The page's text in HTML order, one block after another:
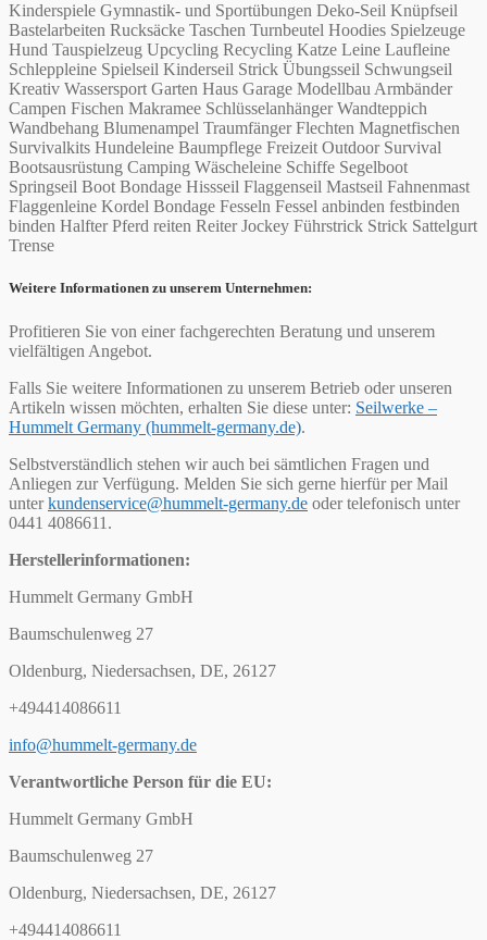
Kinderspiele Gymnastik- und Sportübungen Deko-Seil Knüpfseil
Bastelarbeiten Rucksäcke Taschen Turnbeutel Hoodies Spielzeuge
Hund Tauspielzeug Upcycling Recycling Katze Leine Laufleine
Schleppleine Spielseil Kinderseil Strick Übungsseil Schwungseil
Kreativ Wassersport Garten Haus Garage Modellbau Armbänder
Campen Fischen Makramee Schlüsselanhänger Wandteppich
Wandbehang Blumenampel Traumfänger Flechten Magnetfischen
Survivalkits Hundeleine Baumpflege Freizeit Outdoor Survival
Bootsausrüstung Camping Wäscheleine Schiffe Segelboot
Springseil Boot Bondage Hissseil Flaggenseil Mastseil Fahnenmast
Flaggenleine Kordel Bondage Fesseln Fessel anbinden festbinden
binden Halfter Pferd reiten Reiter Jockey Führstrick Strick Sattelgurt
Trense
Weitere Informationen zu unserem Unternehmen:
Profitieren Sie von einer fachgerechten Beratung und unserem
vielfältigen Angebot.
Falls Sie weitere Informationen zu unserem Betrieb oder unseren
Artikeln wissen möchten, erhalten Sie diese unter: Seilwerke –
Hummelt Germany (hummelt-germany.de).
Selbstverständlich stehen wir auch bei sämtlichen Fragen und
Anliegen zur Verfügung. Melden Sie sich gerne hierfür per Mail
unterkundenservice@hummelt-germany.de oder telefonisch unter
0441 4086611.
Herstellerinformationen:
Hummelt Germany GmbH
Baumschulenweg 27
Oldenburg, Niedersachsen, DE, 26127
+494414086611
info@hummelt-germany.de
Verantwortliche Person für die EU:
Hummelt Germany GmbH
Baumschulenweg 27
Oldenburg, Niedersachsen, DE, 26127
+494414086611